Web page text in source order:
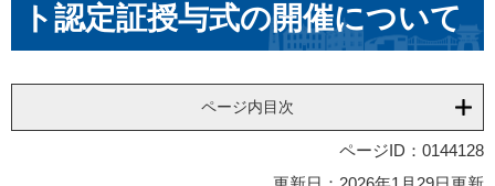
ト認定証授与式の開催について
ページ内目次
ページID：0144128